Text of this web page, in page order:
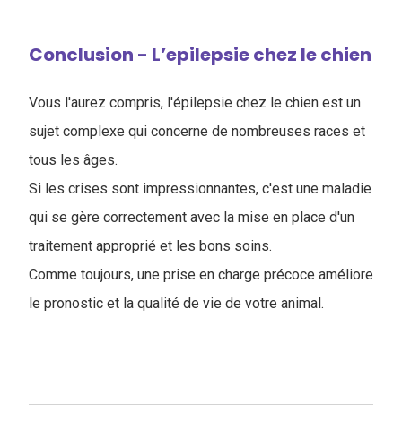
Conclusion - L’epilepsie chez le chien
Vous l'aurez compris, l'épilepsie chez le chien est un
sujet complexe qui concerne de nombreuses races et
tous les âges.
Si les crises sont impressionnantes, c'est une maladie
qui se gère correctement avec la mise en place d'un
traitement approprié et les bons soins.
Comme toujours, une prise en charge précoce améliore
le pronostic et la qualité de vie de votre animal.